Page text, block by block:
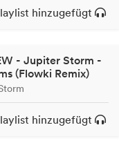
hinzugefügt
- Jupiter Storm -
(Flowki Remix)
hinzugefügt